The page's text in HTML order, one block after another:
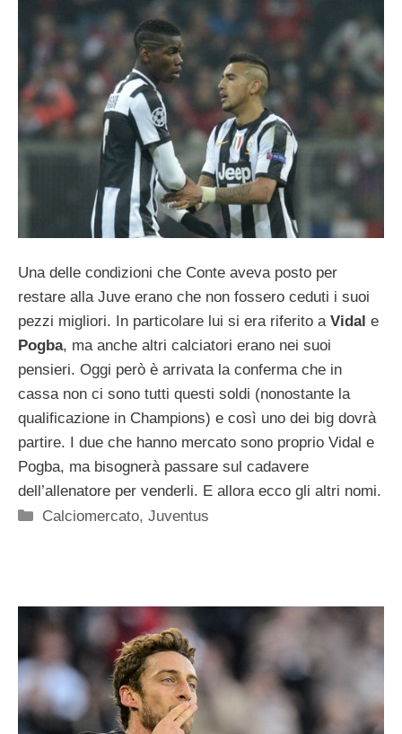
Una delle condizioni che Conte aveva posto per
restare alla Juve erano che non fossero ceduti i suoi
pezzi migliori. In particolare lui si era riferito a Vidal e
Pogba, ma anche altri calciatori erano nei suoi
pensieri. Oggi però è arrivata la conferma che in
cassa non ci sono tutti questi soldi (nonostante la
qualificazione in Champions) e così uno dei big dovrà
partire. I due che hanno mercato sono proprio Vidal e
Pogba, ma bisognerà passare sul cadavere
dell’allenatore per venderli. E allora ecco gli altri nomi.
Categorie
Calciomercato,Juventus